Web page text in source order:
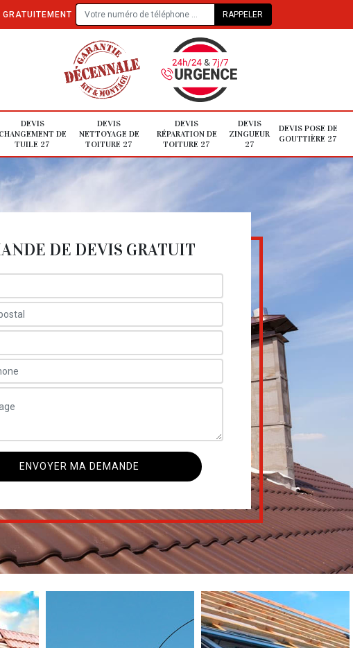
DEVIS
CHANGEMENT DE
TUILE 27
DEVIS
NETTOYAGE DE
TOITURE 27
DEVIS
RÉPARATION DE
TOITURE 27
DEVIS
ZINGUEUR
27
DEVIS POSE DE
GOUTTIÈRE 27
DE DEVIS GRATUIT